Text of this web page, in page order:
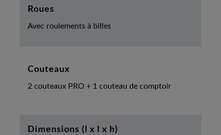
Roues
Avec roulements à billes
Couteaux
2 couteaux PRO + 1 couteau de comptoir
Dimensions (l x l x h)